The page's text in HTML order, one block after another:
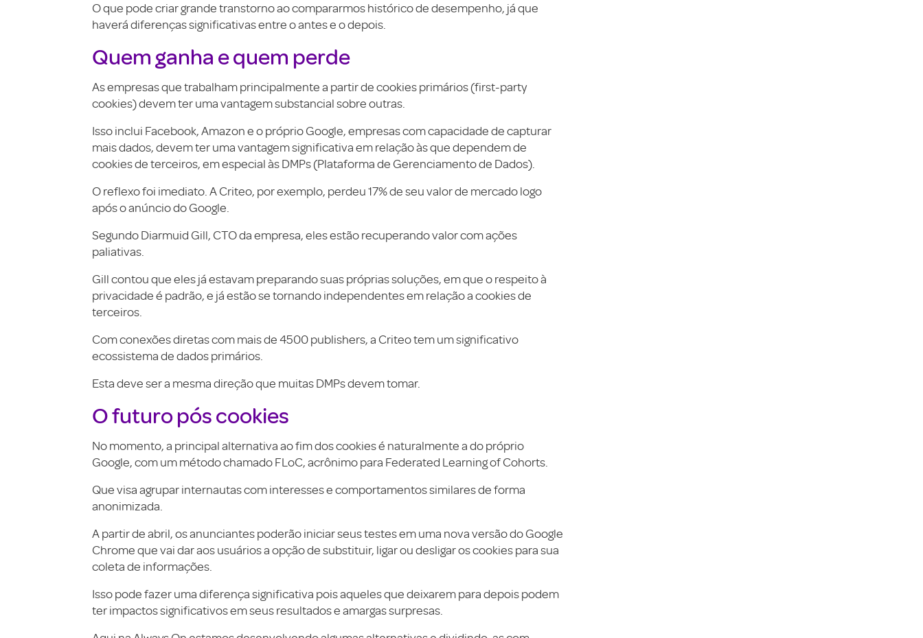
O que pode criar grande transtorno ao compararmos histórico de desempenho, já que
haverá diferenças significativas entre o antes e o depois.
Quem ganha e quem perde
As empresas que trabalham principalmente a partir de cookies primários (first-party
cookies) devem ter uma vantagem substancial sobre outras.
Isso inclui Facebook, Amazon e o próprio Google, empresas com capacidade de capturar
mais dados, devem ter uma vantagem significativa em relação às que dependem de
cookies de terceiros, em especial às DMPs (Plataforma de Gerenciamento de Dados).
O reflexo foi imediato. A Criteo, por exemplo, perdeu 17% de seu valor de mercado logo
após o anúncio do Google.
Segundo Diarmuid Gill, CTO da empresa, eles estão recuperando valor com ações
paliativas.
Gill contou que eles já estavam preparando suas próprias soluções, em que o respeito à
privacidade é padrão, e já estão se tornando independentes em relação a cookies de
terceiros.
Com conexões diretas com mais de 4500 publishers, a Criteo tem um significativo
ecossistema de dados primários.
Esta deve ser a mesma direção que muitas DMPs devem tomar.
O futuro pós cookies
No momento, a principal alternativa ao fim dos cookies é naturalmente a do próprio
Google, com um método chamado FLoC, acrônimo para Federated Learning of Cohorts.
Que visa agrupar internautas com interesses e comportamentos similares de forma
anonimizada.
A partir de abril, os anunciantes poderão iniciar seus testes em uma nova versão do Google
Chrome que vai dar aos usuários a opção de substituir, ligar ou desligar os cookies para sua
coleta de informações.
Isso pode fazer uma diferença significativa pois aqueles que deixarem para depois podem
ter impactos significativos em seus resultados e amargas surpresas.